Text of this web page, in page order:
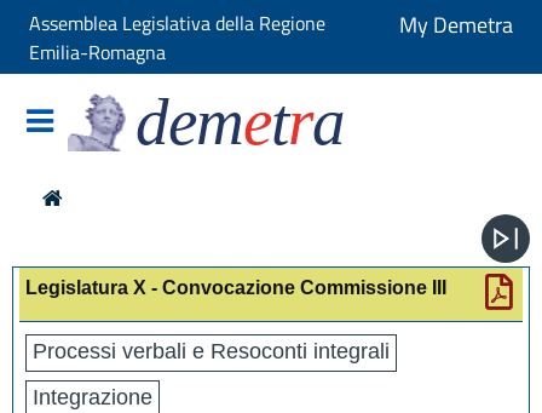
Assemblea Legislativa della Regione
Emilia-Romagna
My Demetra
demetra
Legislatura X - Convocazione Commissione III
Processi verbali e Resoconti integrali
Integrazione